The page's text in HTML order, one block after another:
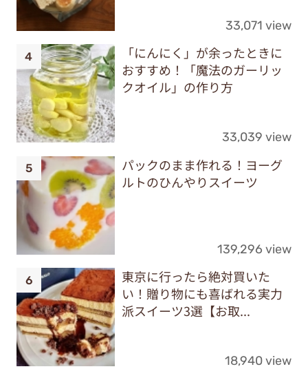
33,071 view
「にんにく」が余ったときに
おすすめ！「魔法のガーリッ
クオイル」の作り方
33,039 view
パックのまま作れる！ヨーグ
ルトのひんやりスイーツ
139,296 view
東京に行ったら絶対買いた
い！贈り物にも喜ばれる実力
派スイーツ3選【お取...
18,940 view